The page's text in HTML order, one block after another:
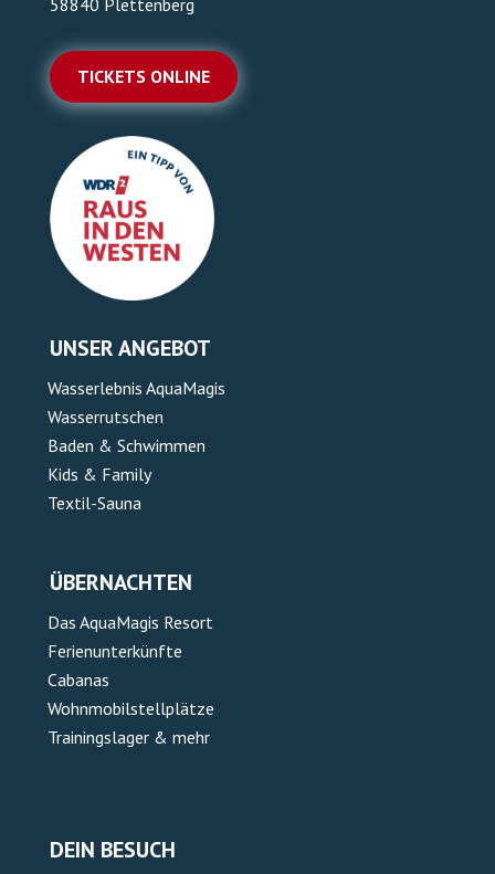
58840 Plettenberg
TICKETS ONLINE
UNSER ANGEBOT
Wasserlebnis AquaMagis
Wasserrutschen
Baden & Schwimmen
Kids & Family
Textil-Sauna
ÜBERNACHTEN
Das AquaMagis Resort
Ferienunterkünfte
Cabanas
Wohnmobilstellplätze
Trainingslager & mehr
DEIN BESUCH